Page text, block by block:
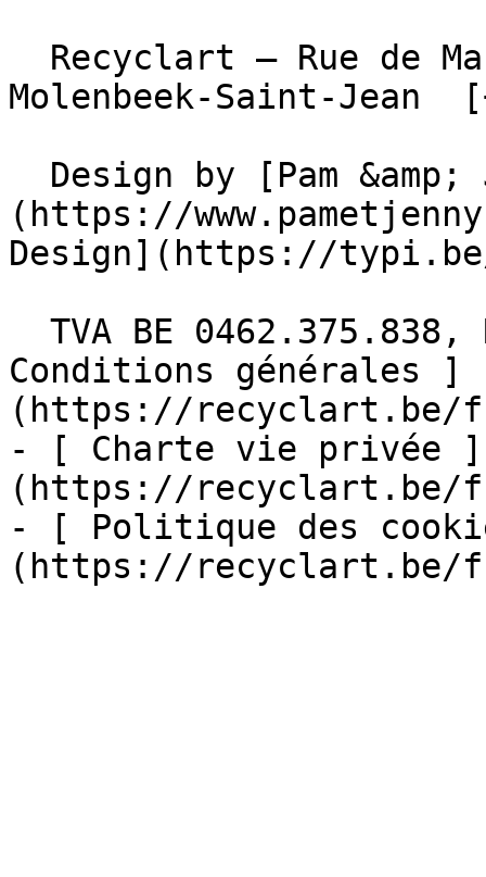
Molenbeek-Saint-
(https://
Design](https://
Conditions générales ]
(https://recyclart.be/
- [ Charte vie privée ]
(https://recyclart.be/
- [ Politique des